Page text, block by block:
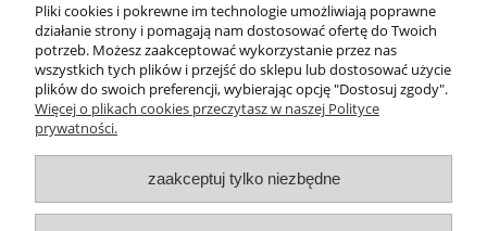
Pomoc
Dostawa
Gwarancja i zwroty
Pliki cookies i pokrewne im technologie umożliwiają poprawne
działanie strony i pomagają nam dostosować ofertę do Twoich
potrzeb. Możesz zaakceptować wykorzystanie przez nas
wszystkich tych plików i przejść do sklepu lub dostosować użycie
plików do swoich preferencji, wybierając opcję "Dostosuj zgody".
Więcej o plikach cookies przeczytasz w naszej Polityce
prywatności.
zaakceptuj tylko niezbędne